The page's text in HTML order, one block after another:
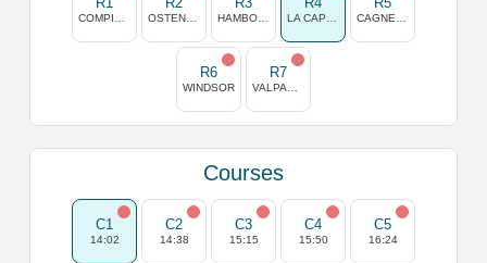
R6
WINDSOR
R7
Courses
C1
14:02
C2
14:38
C3
15:15
C4
15:50
C5
16:24